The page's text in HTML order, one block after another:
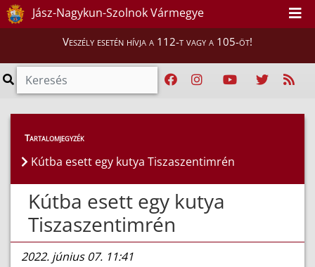
Jász-Nagykun-Szolnok Vármegye
Veszély esetén hívja a 112-t vagy a 105-öt!
Híreink > Hírek
Tartalomjegyzék
Kútba esett egy kutya Tiszaszentimrén
Kútba esett egy kutya
Tiszaszentimrén
2022. június 07. 11:41